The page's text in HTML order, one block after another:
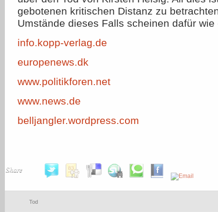
gebotenen kritischen Distanz zu
Umstände dieses Falls scheinen dafür wie
info.kopp-verlag.de
europenews.dk
www.politikforen.net
www.news.de
belljangler.wordpress.com
Share
Tod